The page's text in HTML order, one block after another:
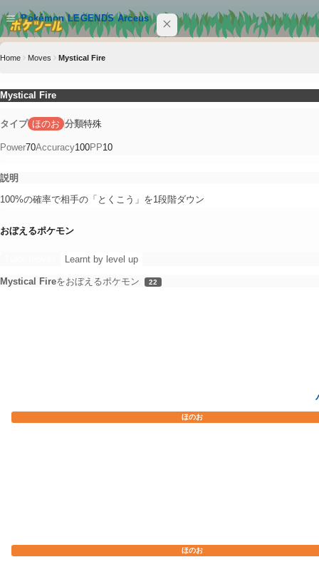
Pokémon LEGENDS Arceus
Pokémon LEGENDS Arceus
POKEMON
クイックリンク
メインコンテンツへスキップ
Home Moves Mystical Fire
Mystical Fire
タイプ ほのお 分類特殊
Power70Accuracy100PP10
説明
100%の確率で相手の「とくこう」を1段階ダウン
おぼえるポケモン
Learnt by level up
Mystical Fireをおぼえるポケモン 22
ほのお
ほのお